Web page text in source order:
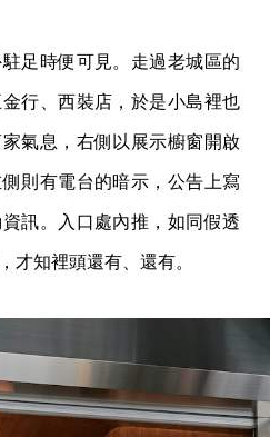
足時便可見。走過老城區的
行、西裝店，於是小島裡也
氣息，右側以展示櫥窗開啟
則有電台的暗示，公告上寫
訊。入口處內推，如同假透
才知裡頭還有、還有。